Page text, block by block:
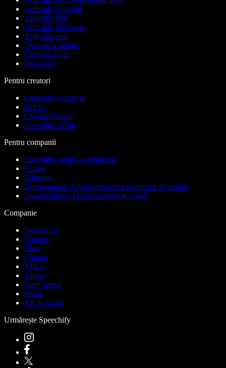
Aplicație Android
Aplicație Mac
Aplicație Windows
Aplicație web
Extensie Chrome
Extensie Edge
Descarcă
Pentru creatori
Generator vocal AI
Dublaj
Clonare vocală
Speechify Work
Pentru companii
Speechify pentru dezvoltatori
Echipe
Educație
Documentație API pentru text transformat în vorbire
Documentație API pentru agenți vocali
Companie
Despre noi
Contact
Blog
Cariere
Afiliați
Ajutor
Stare sistem
Presă
Kit de brand
Urmărește Speechify